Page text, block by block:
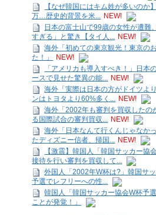
【なぜ韓国にはキム姓が多いのか
万…歴史的背景を米... NEW!
日本の富士山で99歳の女性が遭
すぎる」と驚き【タイ人... NEW!
海外「初めての東京観光！東京の
た！」
NEW!
「アメリカも導入すべき！」日本
ースで見せた驚異の能... NEW!
海外「実際は日本の方がドイツよ
ンはトヨタより60%多く... NEW!
海外「2002年も審判を買収したの
る国際試合の審判買収... NEW!
海外「日本なんて行くんじゃなか
たディズニー信者、帰国... NEW!
【激震】韓国人「韓国サッカー協
接待を行い審判を買収して...
外国人「2002年W杯は?」韓国サ
予選でレフリーへの性...
韓国人「韓国サッカー協会W杯予
ことが発覚！」